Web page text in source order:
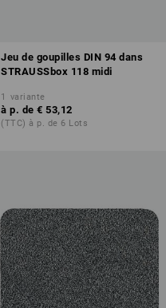
Jeu de goupilles DIN 94 dans
STRAUSSbox 118 midi
1 variante
à p. de € 53,12
(TTC) à p. de 6 Lots